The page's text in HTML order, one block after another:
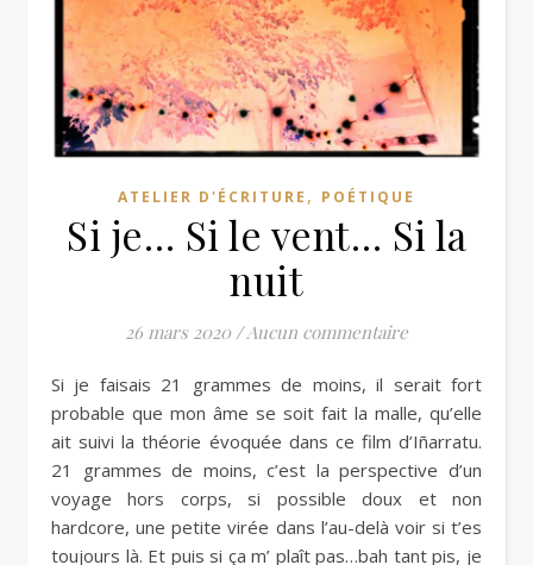
ATELIER D'ÉCRITURE , POÉTIQUE
Si je… Si le vent… Si la
nuit
26 mars 2020 / Aucun commentaire
Si je faisais 21 grammes de moins, il serait fort
probable que mon âme se soit fait la malle, qu’elle
ait suivi la théorie évoquée dans ce film d’Iñarratu.
21 grammes de moins, c’est la perspective d’un
voyage hors corps, si possible doux et non
hardcore, une petite virée dans l’au-delà voir si t’es
toujours là. Et puis si ça m’ plaît pas…bah tant pis, je